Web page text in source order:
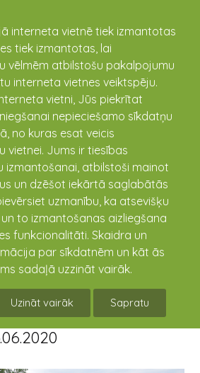
interneta vietnē tiek izmantotas
tiek izmantotas, lai
vēlmēm atbilstošu pakalpojumu
interneta vietnes veiktspēju.
vietni, Jūs piekrītat
nepieciešamo sīkdatņu
no kuras esat veicis
vietnei. Jums ir tiesības
izmantošanai, atbilstoši mainot
un dzēšot iekārtā saglabātās
uzmanību, ka atsevišķu
to izmantošanas aizliegšana
funkcionalitāti. Skaidra un
par sīkdatnēm un kāt ās
sadaļā uzzināt vairāk.
Uzināt vairāk Sapratu
konkursā
novadā